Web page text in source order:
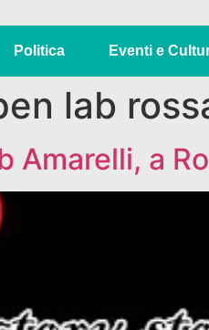
Politica Eventi e
lab
Amarelli, a